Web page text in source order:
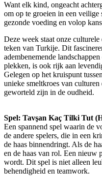
Want elk kind, ongeacht
om op te groeien in een veilige
gezonde voeding en volop
Deze week staat onze
teken van Turkije. Dit
adembenemende
plekken, is ook rijk aan
Gelegen op het kruispunt
unieke smeltkroes van
geworteld zijn in de oudheid.
Spel: Tavşan Kaç Tilki Tut
Een spannend spel waarin de
de andere spelers, die in een
de haas binnendringt. Als de
en de haas van rol. Een nieuw
wordt. Dit spel is niet alleen
behendigheid en teamwork.